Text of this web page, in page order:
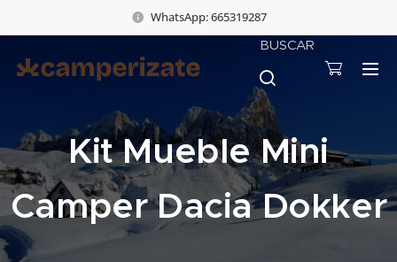
WhatsApp: 665319287
BUSCAR
Kit Mueble Mini
Camper Dacia Dokker